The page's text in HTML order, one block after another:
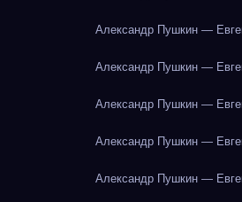
Александр Пушкин —
Александр Пушкин —
Александр Пушкин —
Александр Пушкин —
Александр Пушкин —